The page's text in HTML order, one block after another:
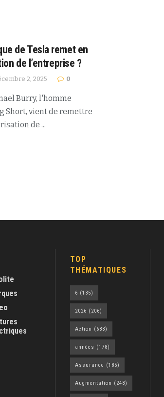
de Tesla remet en
de l’entreprise ?
2, 2025 0
Burry, l'homme
Short, vient de remettre
de ...
TOP
THÉMATIQUES
6 (135)
2026 (206)
Action (683)
années (178)
Assurance (185)
Augmentation (248)